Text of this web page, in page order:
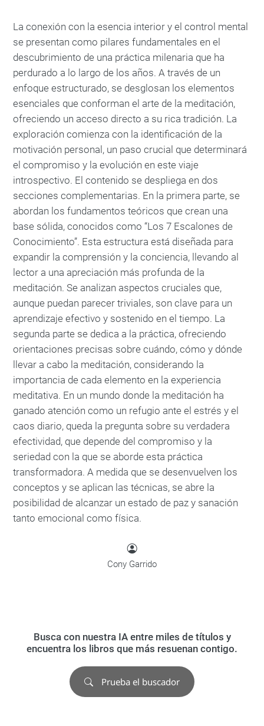
La conexión con la esencia interior y el control mental
se presentan como pilares fundamentales en el
descubrimiento de una práctica milenaria que ha
perdurado a lo largo de los años. A través de un
enfoque estructurado, se desglosan los elementos
esenciales que conforman el arte de la meditación,
ofreciendo un acceso directo a su rica tradición. La
exploración comienza con la identificación de la
motivación personal, un paso crucial que determinará
el compromiso y la evolución en este viaje
introspectivo. El contenido se despliega en dos
secciones complementarias. En la primera parte, se
abordan los fundamentos teóricos que crean una
base sólida, conocidos como “Los 7 Escalones de
Conocimiento”. Esta estructura está diseñada para
expandir la comprensión y la conciencia, llevando al
lector a una apreciación más profunda de la
meditación. Se analizan aspectos cruciales que,
aunque puedan parecer triviales, son clave para un
aprendizaje efectivo y sostenido en el tiempo. La
segunda parte se dedica a la práctica, ofreciendo
orientaciones precisas sobre cuándo, cómo y dónde
llevar a cabo la meditación, considerando la
importancia de cada elemento en la experiencia
meditativa. En un mundo donde la meditación ha
ganado atención como un refugio ante el estrés y el
caos diario, queda la pregunta sobre su verdadera
efectividad, que depende del compromiso y la
seriedad con la que se aborde esta práctica
transformadora. A medida que se desenvuelven los
conceptos y se aplican las técnicas, se abre la
posibilidad de alcanzar un estado de paz y sanación
tanto emocional como física.
Cony Garrido
Busca con nuestra IA entre miles de títulos y
encuentra los libros que más resuenan contigo.
Prueba el buscador